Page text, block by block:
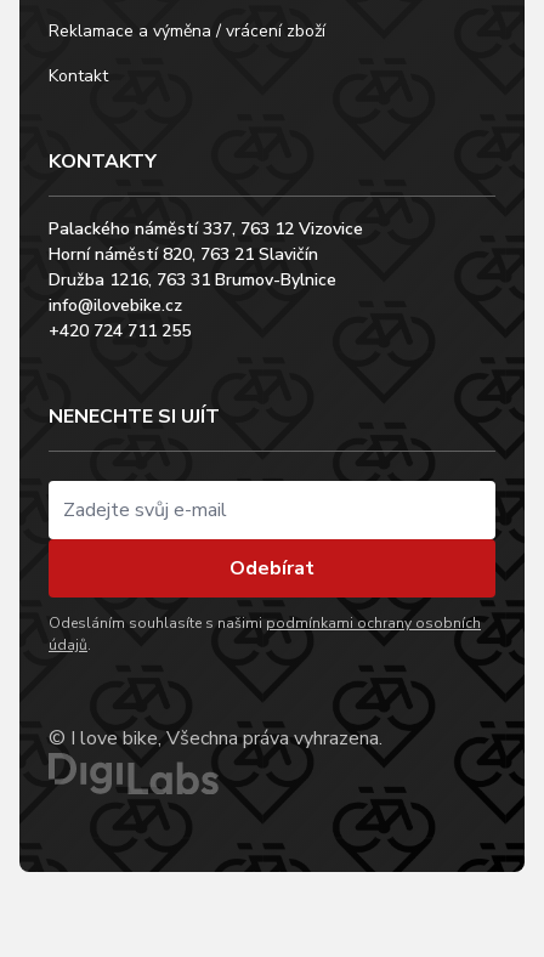
Reklamace a výměna / vrácení zboží
Kontakt
KONTAKTY
Palackého náměstí 337, 763 12 Vizovice
Horní náměstí 820, 763 21 Slavičín
Družba 1216, 763 31 Brumov-Bylnice
info@ilovebike.cz
+420 724 711 255
NENECHTE SI UJÍT
Odebírat
Odesláním souhlasíte s našimi podmínkami ochrany osobních
údajů.
© I love bike, Všechna práva vyhrazena.